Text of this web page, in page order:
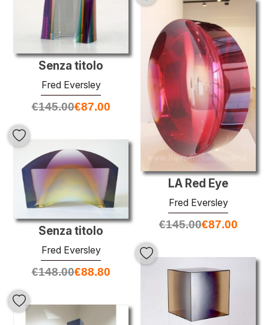
Senza titolo
Fred Eversley
€145.00€87.00
LA Red Eye
Fred Eversley
€145.00€87.00
Senza titolo
Fred Eversley
€148.00€88.80